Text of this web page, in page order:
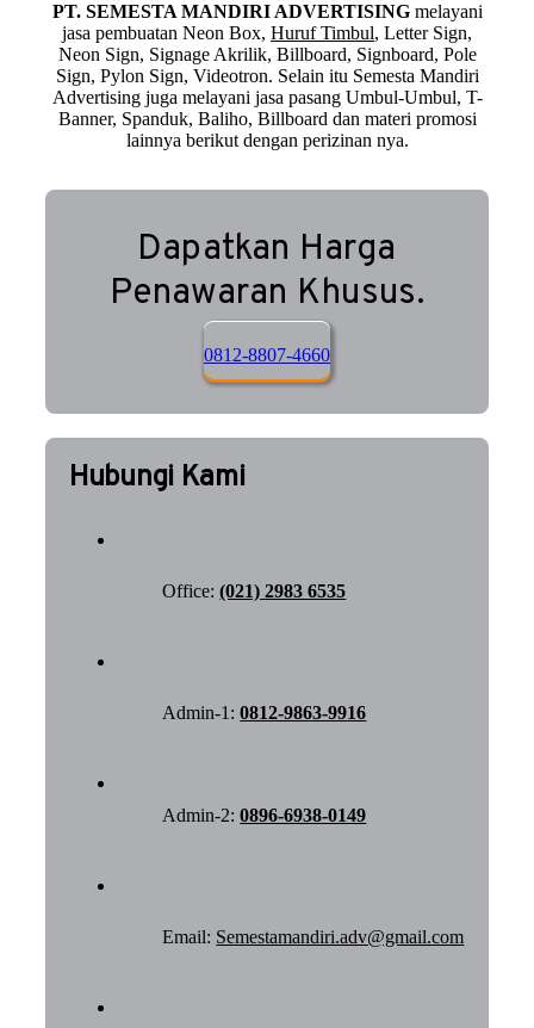
PT. SEMESTA MANDIRI ADVERTISINGmelayani
jasa pembuatan Neon Box, Huruf Timbul, Letter Sign,
Neon Sign, Signage Akrilik, Billboard, Signboard, Pole
Sign, Pylon Sign, Videotron. Selain itu Semesta Mandiri
Advertising juga melayani jasa pasang Umbul-Umbul, T-
Banner, Spanduk, Baliho, Billboard dan materi promosi
lainnya berikut dengan perizinan nya.
Dapatkan Harga
Penawaran Khusus.
0812-8807-4660
Hubungi Kami
Office:(021) 2983 6535
Admin-1:0812-9863-9916
Admin-2:0896-6938-0149
Email: Semestamandiri.adv@gmail.com